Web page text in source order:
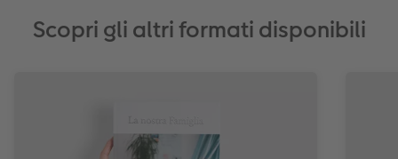
Scopri gli altri formati disponibili